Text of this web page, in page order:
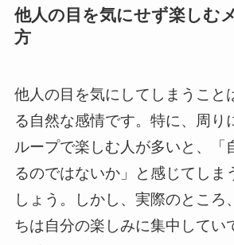
他人の目を気にせず楽しむ
方
他人の目を気にしてしまうこと
る自然な感情です。特に、周り
ループで楽しむ人が多いと、「
るのではないか」と感じてしま
しょう。しかし、実際のところ
ちは自分の楽しみに集中してい